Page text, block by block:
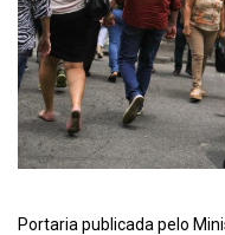
Portaria publicada pelo